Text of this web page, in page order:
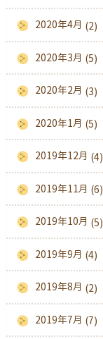
2020年4月 (2)
2020年3月 (5)
2020年2月 (3)
2020年1月 (5)
2019年12月 (4)
2019年11月 (6)
2019年10月 (5)
2019年9月 (4)
2019年8月 (2)
2019年7月 (7)